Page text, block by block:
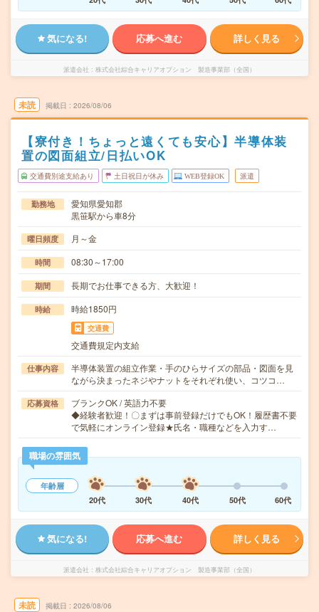
気になる! 応募へ進む 詳しく見る
派遣会社 株式会社綜合キャリアオプション 製造事業部（全国）
未読 掲載日 2026/08/06
【寮付き！ちょっと遠くても安心】半導体装
置の図面組立/日払いOK
交通費別途支給あり 土日祝日が休み WEB登録OK 派遣
勤務地
愛知県愛知郡
黒笹駅から車8分
曜日頻度 月～金
時間 08:30～17:00
期間 長期でお仕事できる方、大歓迎！
時給 時給1850円
交通費
交通費規定内支給
仕事内容
半導体装置の組立作業・手のひらサイズの部品・図面を見
ながら決まったネジやナットをそれぞれ使い、コツコ…
応募資格
ブランクOK / 英語力不要
◆経験者歓迎！〇まずは事前登録だけでもOK！履歴書不要
で気軽にオンライン登録★氏名・職種などを入力す…
職場の雰囲気
年齢層
20代
30代 40代 50代 60代
気になる! 応募へ進む 詳しく見る
派遣会社 株式会社綜合キャリアオプション 製造事業部（全国）
未読 掲載日 2026/08/06